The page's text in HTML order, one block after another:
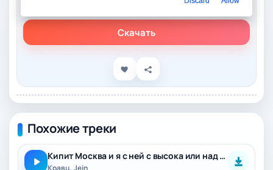
Скачать
Похожие треки
Кипит Москва и я с ней с высока или над ней
Кравц, Jein